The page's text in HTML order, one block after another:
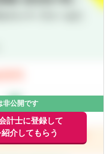
合）支援
等導入支援
編・改善の場面で：
会計支援
含む決算プロセス変更支援
度化支援
ペレーション支援
非公開です
計士に登録して
介してもらう